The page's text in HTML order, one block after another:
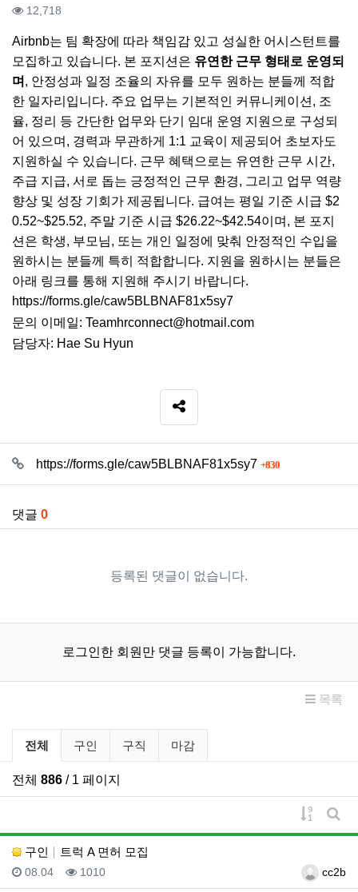
컨텐츠 정보
12,718
본문
Airbnb는 팀 확장에 따라 책임감 있고 성실한 어시스턴트를
모집하고 있습니다. 본 포지션은 유연한 근무 형태로 운영되
며 , 안정성과 일정 조율의 자유를 모두 원하는 분들께 적합
한 일자리입니다. 주요 업무는 기본적인 커뮤니케이션, 조
율, 정리 등 간단한 업무와 단기 임대 운영 지원으로 구성되
어 있으며, 경력과 무관하게 1:1 교육이 제공되어 초보자도
지원하실 수 있습니다. 근무 혜택으로는 유연한 근무 시간,
주급 지급, 서로 돕는 긍정적인 근무 환경, 그리고 업무 역량
향상 및 성장 기회가 제공됩니다. 급여는 평일 기준 시급 $2
0.52~$25.52, 주말 기준 시급 $26.22~$42.54이며, 본 포지
션은 학생, 부모님, 또는 개인 일정에 맞춰 안정적인 수입을
원하시는 분들께 특히 적합합니다. 지원을 원하시는 분들은
아래 링크를 통해 지원해 주시기 바랍니다.
https://forms.gle/caw5BLBNAF81x5sy7
문의 이메일: Teamhrconnect@hotmail.com
담당자: Hae Su Hyun
SNS 공유
관련자료https://forms.gle/caw5BLBNAF81x5sy7 830회 연결
댓글 0
등록된 댓글이 없습니다.
로그인한 회원만 댓글 등록이 가능합니다.
목록
구인/구직 분류 목록
전체 구인 구직 마감
전체 886 / 1 페이지
게시물
게
구인
트럭 A 면허 모집
등록자cc2b
등록일
08.04 조회
1010